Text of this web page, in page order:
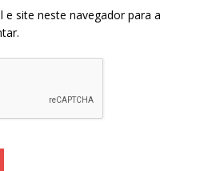
e site neste navegador para a